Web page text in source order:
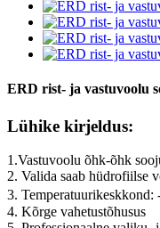
ERD rist- ja vastuvoolu
Lühike kirjeldus:
1.Vastuvoolu õhk-õhk
2. Valida saab hüdrofiilse
3.
4. Kõrge vahetustõhusus